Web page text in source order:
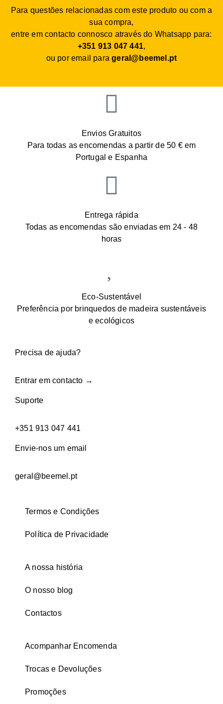
Para questões relacionadas com este produto ou com a
sua compra,
entre em contacto connosco através do Whatsapp para:
+351 913 047 441,
ou por email parageral@beemel.pt
Envios Gratuitos
Para todas as encomendas a partir de 50 € em
Portugal e Espanha
Entrega rápida
Todas as encomendas são enviadas em 24 - 48
horas
Eco-Sustentável
Preferência por brinquedos de madeira sustentáveis
e ecológicos
Precisa de ajuda?
Entrar em contacto →
Suporte
+351 913 047 441
Envie-nos um email
geral@beemel.pt
Termos e Condições
Política de Privacidade
A nossa história
O nosso blog
Contactos
Acompanhar Encomenda
Trocas e Devoluções
Promoções